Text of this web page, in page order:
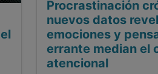
Procrastinación
nuevos datos
emociones y
errante median el
atencional